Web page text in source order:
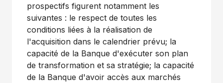
prospectifs figurent notamment les
suivantes : le respect de toutes les
conditions liées à la réalisation de
l'acquisition dans le calendrier prévu; la
capacité de la Banque d'exécuter son plan
de transformation et sa stratégie; la capacité
de la Banque d'avoir accès aux marchés